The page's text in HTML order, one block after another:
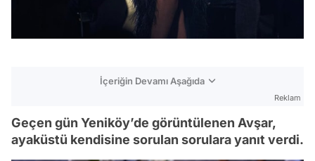
İçeriğin Devamı Aşağıda
Reklam
Geçen gün Yeniköy’de görüntülenen Avşar,
ayaküstü kendisine sorulan sorulara yanıt verdi.